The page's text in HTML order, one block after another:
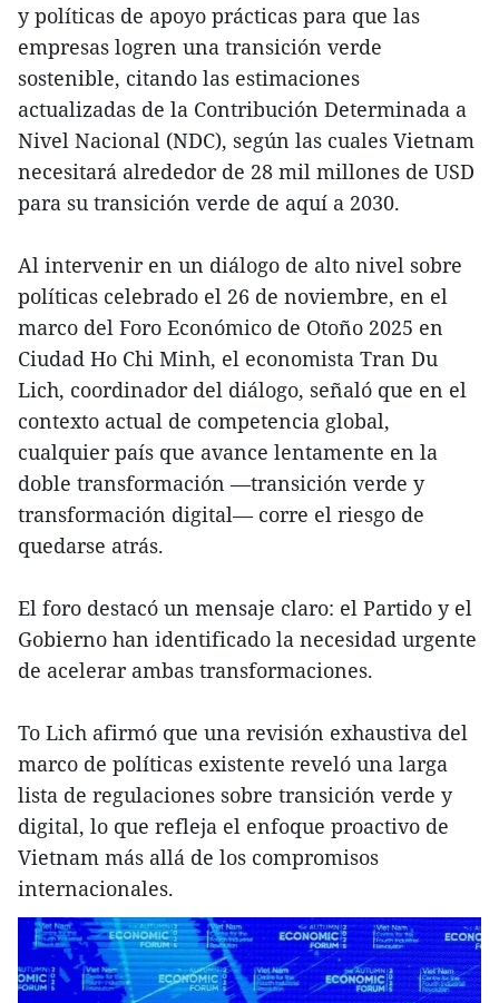
y políticas de apoyo prácticas para que las
empresas logren una transición verde
sostenible, citando las estimaciones
actualizadas de la Contribución Determinada a
Nivel Nacional (NDC), según las cuales Vietnam
necesitará alrededor de 28 mil millones de USD
para su transición verde de aquí a 2030.
Al intervenir en un diálogo de alto nivel sobre
políticas celebrado el 26 de noviembre, en el
marco del Foro Económico de Otoño 2025 en
Ciudad Ho Chi Minh, el economista Tran Du
Lich, coordinador del diálogo, señaló que en el
contexto actual de competencia global,
cualquier país que avance lentamente en la
doble transformación —transición verde y
transformación digital— corre el riesgo de
quedarse atrás.
El foro destacó un mensaje claro: el Partido y el
Gobierno han identificado la necesidad urgente
de acelerar ambas transformaciones.
To Lich afirmó que una revisión exhaustiva del
marco de políticas existente reveló una larga
lista de regulaciones sobre transición verde y
digital, lo que refleja el enfoque proactivo de
Vietnam más allá de los compromisos
internacionales.